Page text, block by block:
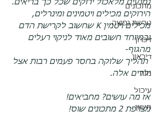
מתכונים
טרשת נפוצה
זיכרון
דיכאון
מוח
עיכול
חיסון
נמנעים מלאכול ירוקים שכל כך בריאים.
הירוקים מכילים ויטמינים ומינרלים,
מכילים ויטמין K שחשוב לקרישת הדם
ובמיוחד חשובים מאוד לניקוי רעלים
מהגוף-
תהליך שלוקה בחסר פעמים רבות אצל
ילדים אלה.
אז מה עושים? מחביאים!
מצרפת 2 מתכונים שוס!